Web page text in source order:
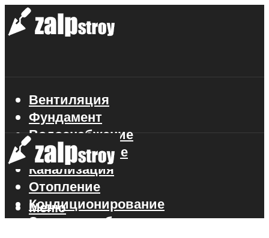
Вентиляция
Фундамент
Водоснабжение
Газоснабжение
Канализация
Отопление
Кондиционирование
Электроснабжение
Меню